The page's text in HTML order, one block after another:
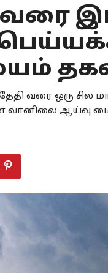
வரை
வரை ஒரு
ஆய்வு